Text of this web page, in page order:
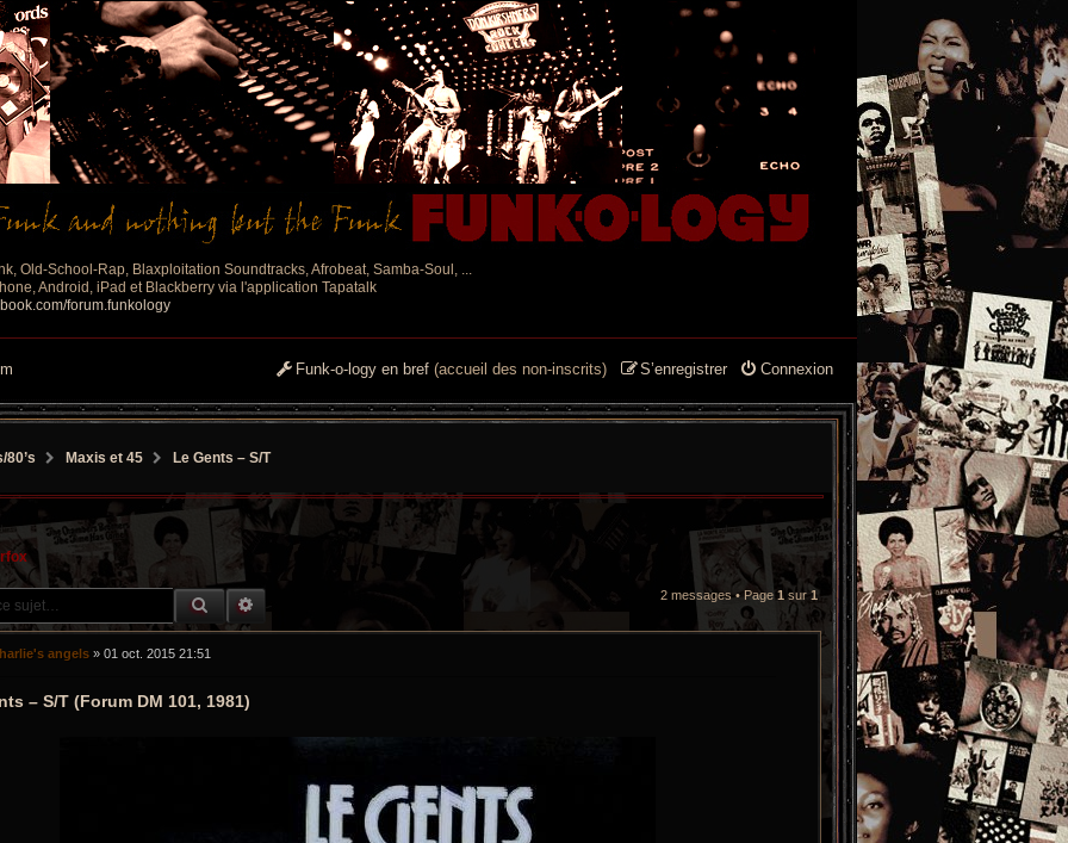
Old-School-Rap, Blaxploitation Soundtracks, Afrobeat, Samba-Soul, ...
Android, iPad et Blackberry via l'application Tapatalk
forum.funkology
Connexion
S’enregistrer
Funk-o-logy en bref (accueil des non-inscrits)
80’s Maxis et 45 Le Gents – S/T
RECHERCHE GROOVY 2 messages • Page 1 sur1
angels» 01 oct. 2015 21:51
– S/T (Forum DM 101, 1981)